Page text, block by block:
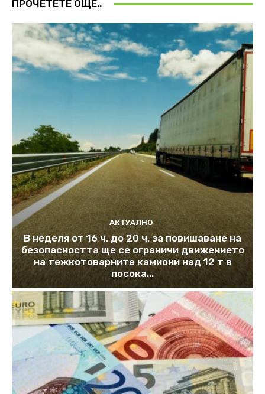
ПРОЧЕТЕТЕ ОЩЕ..
АКТУАЛНО
В неделя от 16 ч. до 20 ч. за повишаване на
безопасността ще се ограничи движението
на тежкотоварните камиони над 12 т в
посока...